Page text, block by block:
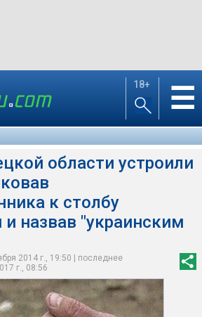
18+ ☰
области устроили
к столбу
назвав "украинским
2014 г., 19:50 | последнее
г., 08:56